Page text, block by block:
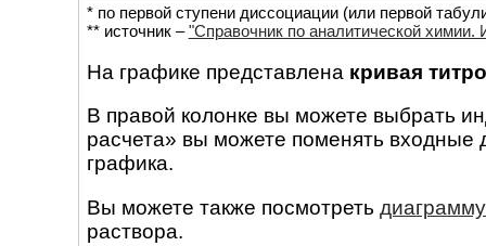
* по первой ступени диссоциации (или первой
** источник –"Справочник по аналитической
На графике представлена кривая
В правой колонке вы можете выбрать
расчета» вы можете поменять
графика.
Вы можете также посмотреть
раствора.